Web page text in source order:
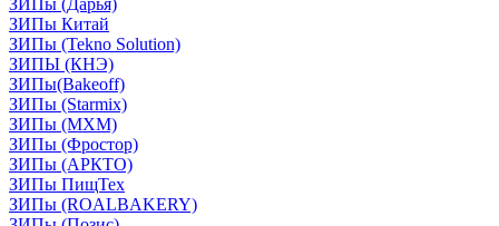
ЗИПы (Дарья)
ЗИПы Китай
ЗИПы (Tekno Solution)
ЗИПЫ (КНЭ)
ЗИПы(Bakeoff)
ЗИПы (Starmix)
ЗИПы (МХМ)
ЗИПы (Фростор)
ЗИПы (АРКТО)
ЗИПы ПищТех
ЗИПы (ROALBAKERY)